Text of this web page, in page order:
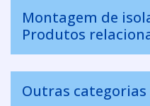
Montagem de
Produtos
Outras categorias